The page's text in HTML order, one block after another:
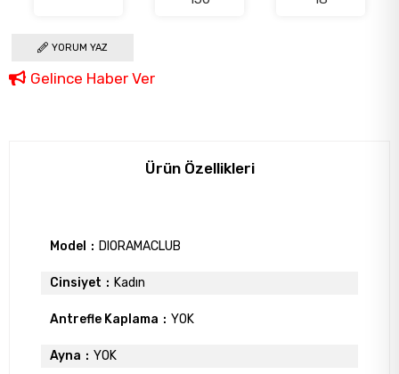
YORUM YAZ
Gelince Haber Ver
Ürün Özellikleri
Model DIORAMACLUB
Cinsiyet Kadın
Antrefle Kaplama YOK
Ayna YOK